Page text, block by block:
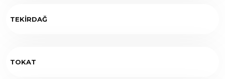
TEKİRDAĞ
TOKAT